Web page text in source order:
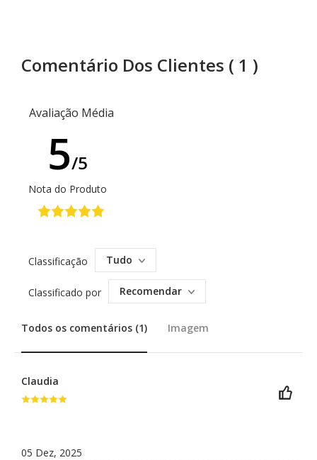
Comentário Dos Clientes ( 1 )
Avaliação Média
5/5
Nota do Produto
Classificação Tudo
Classificado por Recomendar
Todos os comentários (1) Imagem
Claudia
05 Dez, 2025